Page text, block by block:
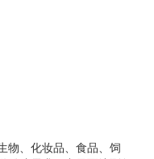
物、化妆品、食品、饲